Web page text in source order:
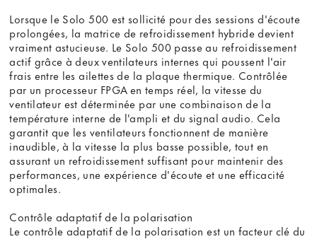
Lorsque le Solo 500 est sollicité pour des sessions d'écoute
prolongées, la matrice de refroidissement hybride devient
vraiment astucieuse. Le Solo 500 passe au refroidissement
actif grâce à deux ventilateurs internes qui poussent l'air
frais entre les ailettes de la plaque thermique. Contrôlée
par un processeur FPGA en temps réel, la vitesse du
ventilateur est déterminée par une combinaison de la
température interne de l'ampli et du signal audio. Cela
garantit que les ventilateurs fonctionnent de manière
inaudible, à la vitesse la plus basse possible, tout en
assurant un refroidissement suffisant pour maintenir des
performances, une expérience d'écoute et une efficacité
optimales.
Contrôle adaptatif de la polarisation
Le contrôle adaptatif de la polarisation est un facteur clé du